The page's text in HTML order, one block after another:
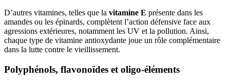
D’autres vitamines, telles que la vitamine E présente dans les
amandes ou les épinards, complètent l’action défensive face aux
agressions extérieures, notamment les UV et la pollution. Ainsi,
chaque type de vitamine antioxydante joue un rôle complémentaire
dans la lutte contre le vieillissement.
Polyphénols, flavonoïdes et oligo-éléments